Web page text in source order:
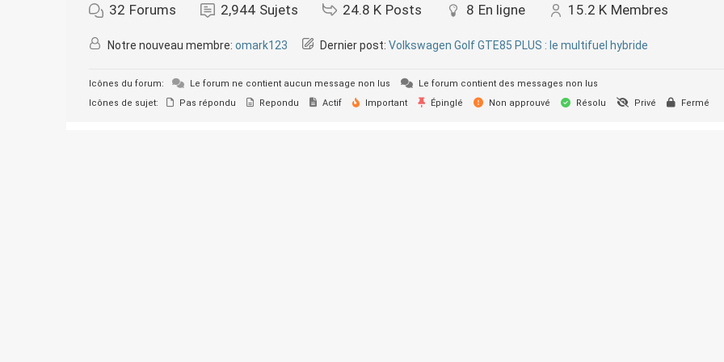
32 Forums 2,944 Sujets 24.8 K Posts 8 En ligne 15.2 K Membres
Notre nouveau membre:omark123 Dernier post:Volkswagen Golf GTE85 PLUS : le multifuel hybride
Icônes du forum: Le forum ne contient aucun message non lus
Le forum contient des messages non lus
Icônes de sujet:
Pas répondu Repondu Actif Important Épinglé Non approuvé Résolu Privé Fermé